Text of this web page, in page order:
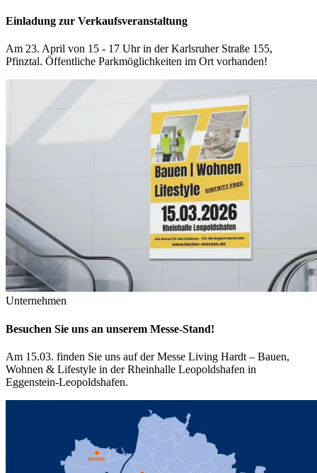
Einladung zur Verkaufsveranstaltung
Am 23. April von 15 - 17 Uhr in der Karlsruher Straße 155,
Pfinztal. Öffentliche Parkmöglichkeiten im Ort vorhanden!
Unternehmen
Besuchen Sie uns an unserem Messe-Stand!
Am 15.03. finden Sie uns auf der Messe Living Hardt – Bauen,
Wohnen & Lifestyle in der Rheinhalle Leopoldshafen in
Eggenstein-Leopoldshafen.